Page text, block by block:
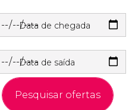
Data de chegada
Data de saída
Pesquisar ofertas